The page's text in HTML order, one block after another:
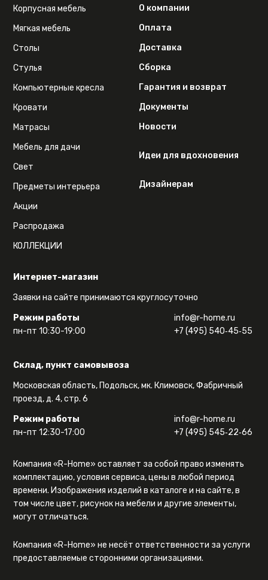
Интернет-магазин
Заявки на сайте принимаются круглосуточно
Режим работы
пн-пт 10:30-19:00
info@r-home.ru
+7 (495) 540‑45‑55
Склад, пункт самовывоза
Московская область, Подольск, мк. Климовск, Фабричный
проезд, д. 4, стр. 6
Режим работы
пн-пт 12:30-17:00
info@r-home.ru
+7 (495) 545‑22‑66
Корпусная мебель
Мягкая мебель
Столы
Стулья
Компьютерные кресла
Кровати
Матрасы
Мебель для дачи
Свет
Предметы интерьера
Акции
Распродажа
КОЛЛЕКЦИИ
О компании
Оплата
Доставка
Сборка
Гарантия и возврат
Документы
Новости
Идеи для вдохновения
Дизайнерам
Компания «R-Home» оставляет за собой право изменять
комплектацию, условия сервиса, цены в любой период
времени. Изображения изделий в каталоге и на сайте, в
том числе цвет, рисунок на мебели и другие элементы,
могут отличаться.
Компания «R-Home» не несёт ответственности за услуги
предоставляемые сторонними организациями.